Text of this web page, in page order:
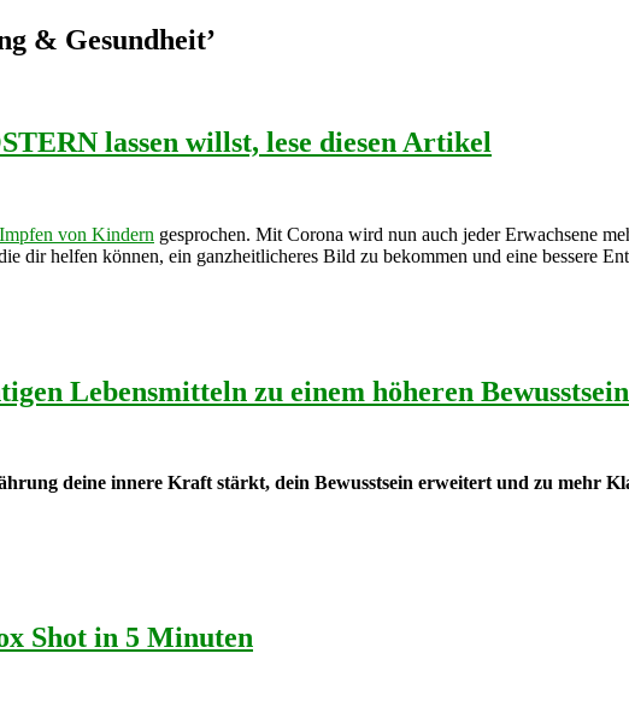
& Gesundheit’
lassen willst, lese diesen Artikel
Impfen von Kindern gesprochen. Mit Corona wird nun auch jeder Erwachsene
dir helfen können, ein ganzheitlicheres Bild zu bekommen und eine bessere
Lebensmitteln zu einem höheren Bewusstsein
deine innere Kraft stärkt, dein Bewusstsein erweitert und zu mehr
Shot in 5 Minuten